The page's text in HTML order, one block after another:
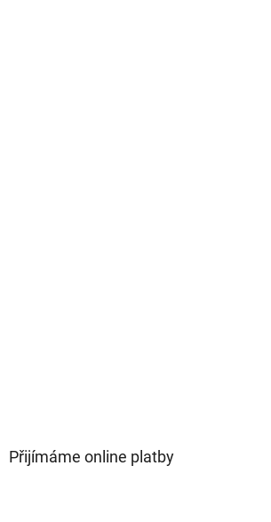
Přijímáme online platby